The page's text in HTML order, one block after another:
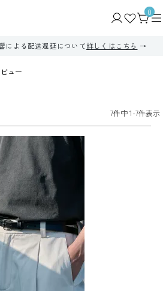
0
による配送遅延について詳しくはこちら
ュー
7件中1-7件表示